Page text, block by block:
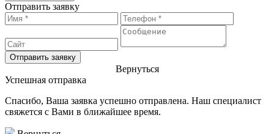
Отправить заявку
Отправить заявку
Вернуться
Успешная отправка
Спасибо, Ваша заявка успешно отправлена. Наш специалист
свяжется с Вами в ближайшее время.